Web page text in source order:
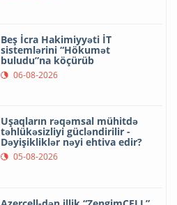
Beş İcra Hakimiyyəti İT
sistemlərini “Hökumət
buludu”na köçürüb
06-08-2026
Uşaqların rəqəmsal mühitdə
təhlükəsizliyi gücləndirilir -
Dəyişikliklər nəyi ehtiva edir?
05-08-2026